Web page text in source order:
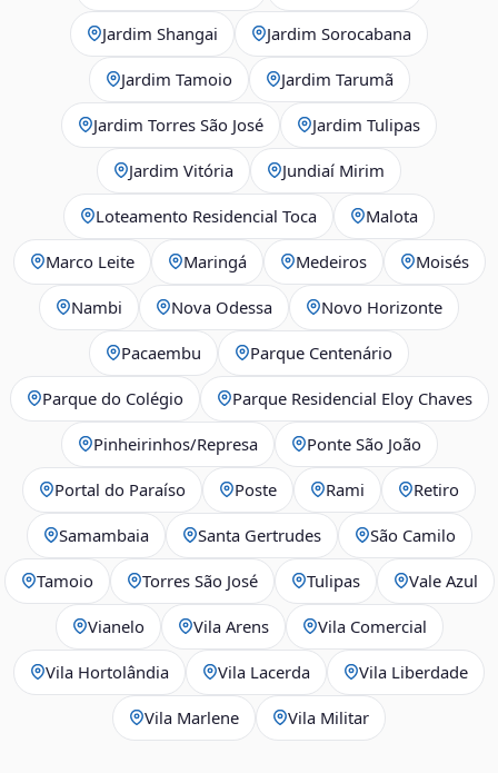
Jardim Shangai Jardim Sorocabana
Jardim Tamoio Jardim Tarumã
Jardim Torres São José Jardim Tulipas
Jardim Vitória Jundiaí Mirim
Loteamento Residencial Toca Malota
Marco Leite Maringá Medeiros Moisés
Nambi Nova Odessa Novo Horizonte
Pacaembu Parque Centenário
Parque do Colégio Parque Residencial Eloy Chaves
Pinheirinhos/Represa Ponte São João
Portal do Paraíso Poste Rami Retiro
Samambaia Santa Gertrudes São Camilo
Tamoio Torres São José Tulipas Vale Azul
Vianelo Vila Arens Vila Comercial
Vila Hortolândia Vila Lacerda Vila Liberdade
Vila Marlene Vila Militar